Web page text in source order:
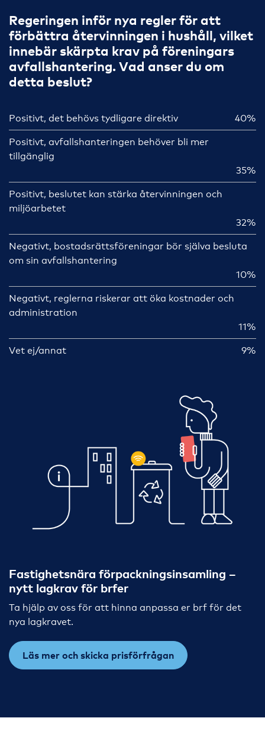
Regeringen inför nya regler för att
förbättra återvinningen i hushåll, vilket
innebär skärpta krav på föreningars
avfallshantering. Vad anser du om
detta beslut?
Positivt, det behövs tydligare direktiv 40%
Positivt, avfallshanteringen behöver bli mer
tillgänglig
35%
Positivt, beslutet kan stärka återvinningen och
miljöarbetet
32%
Negativt, bostadsrättsföreningar bör själva besluta
om sin avfallshantering
10%
Negativt, reglerna riskerar att öka kostnader och
administration
11%
Vet ej/annat 9%
Fastighetsnära förpackningsinsamling –
nytt lagkrav för brfer
Ta hjälp av oss för att hinna anpassa er brf för det
nya lagkravet.
Läs mer och skicka prisförfrågan